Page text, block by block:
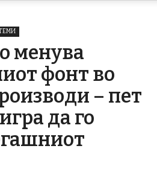
менува
фонт во
– пет
да го